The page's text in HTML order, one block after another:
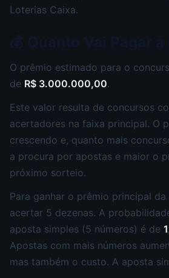
Loterias Caixa.
O prêmio estimado para o
de R$ 3.000.000,00.
Este valor resulta de concursos
acertadores na faixa principal. O
crescendo e, quanto mais
a procura por apostas e maior o
próximo sorteio.
Para ganhar o prêmio principal da
acertar 5 dezenas. A
aposta simples (5 números) é de
Apostas com mais números
mas também o custo. A aposta